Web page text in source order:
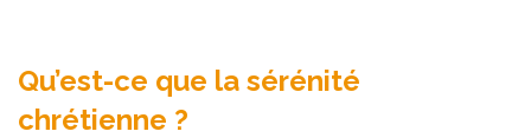
Qu’est-ce que la sérénité
chrétienne ?